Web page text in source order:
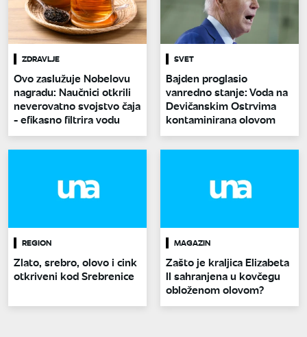
ZDRAVLJE
Ovo zaslužuje Nobelovu
nagradu: Naučnici otkrili
neverovatno svojstvo čaja
- efikasno filtrira vodu
SVET
Bajden proglasio
vanredno stanje: Voda na
Devičanskim Ostrvima
kontaminirana olovom
REGION
Zlato, srebro, olovo i cink
otkriveni kod Srebrenice
MAGAZIN
Zašto je kraljica Elizabeta
II sahranjena u kovčegu
obloženom olovom?